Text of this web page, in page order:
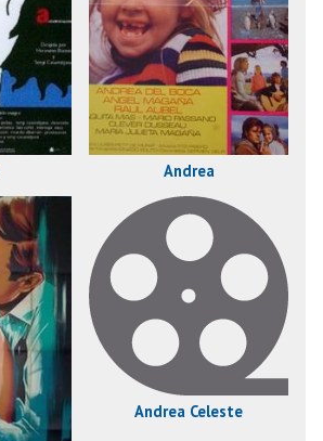
Andrea
Andrea Celeste